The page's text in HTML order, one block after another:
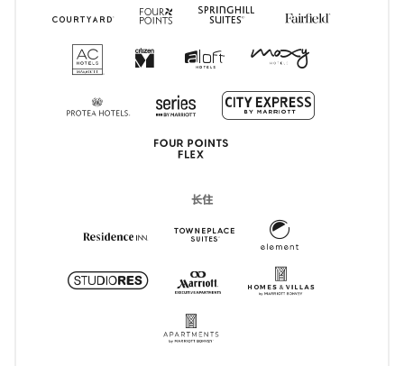
Courtyard Hotels
打开新窗口Four Points
打开新窗口 Springhill Suites
打开新窗口Fairfield Inn
打开新窗口
AC Hotels
打开新窗口CitizenM
打开新窗口Aloft
打开新窗口 Moxy
打开新窗口
Protea
打开新窗口Series
打开新窗口 City Express
打开新窗口
Four Points Express
打开新窗口
长住
Residence Inn
打开新窗口 TownePlace Suites
打开新窗口
StudioRes
打开新窗口 Marriott Executive
打开新窗口